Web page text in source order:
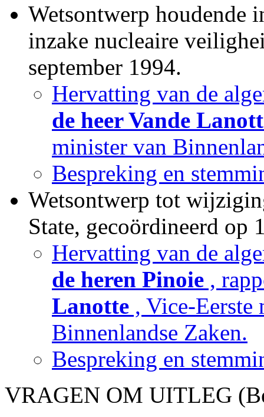
Wetsontwerp houdende
inzake nucleaire
september 1994.
Hervatting van de
de heer Vande
minister van
Bespreking en
Wetsontwerp tot
State, gecoördineerd op
Hervatting van de
de heren Pinoie ,
Lanotte , Vice-Eerste
Binnenlandse Zaken.
Bespreking en
VRAGEN OM UITLEG